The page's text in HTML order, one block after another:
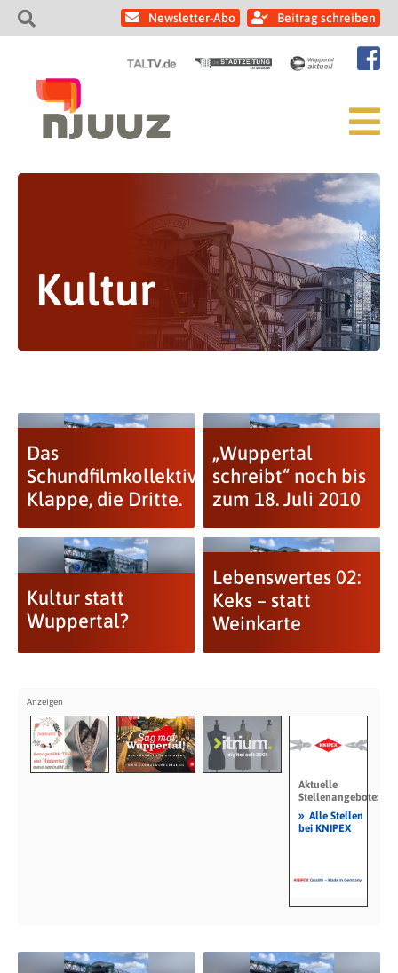
Newsletter-Abo Beitrag schreiben
Kultur
Das
Schundfilmkollektiv.
Klappe, die Dritte.
„Wuppertal
schreibt“ noch bis
zum 18. Juli 2010
Kultur statt
Wuppertal?
Lebenswertes 02:
Keks – statt
Weinkarte
Aktuelle
Stellenangebote:
» Alle Stellen
bei KNIPEX